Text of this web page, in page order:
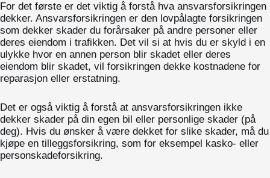
For det første er det viktig å forstå hva ansvarsforsikringen
dekker. Ansvarsforsikringen er den lovpålagte forsikringen
som dekker skader du forårsaker på andre personer eller
deres eiendom i trafikken. Det vil si at hvis du er skyld i en
ulykke hvor en annen person blir skadet eller deres
eiendom blir skadet, vil forsikringen dekke kostnadene for
reparasjon eller erstatning.
Det er også viktig å forstå at ansvarsforsikringen ikke
dekker skader på din egen bil eller personlige skader (på
deg). Hvis du ønsker å være dekket for slike skader, må du
kjøpe en tilleggsforsikring, som for eksempel kasko- eller
personskadeforsikring.